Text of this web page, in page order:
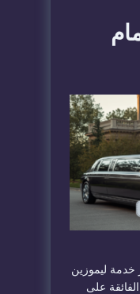
ليموزين
على